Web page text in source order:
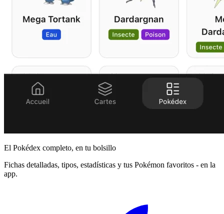
El Pokédex completo, en tu bolsillo
Fichas detalladas, tipos, estadísticas y tus Pokémon favoritos - en la
app.